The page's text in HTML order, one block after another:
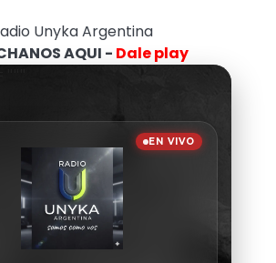
Unyka Argentina
AQUI - Dale play